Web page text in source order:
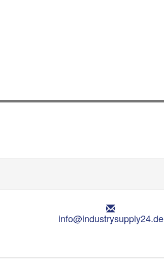
E
m
a
:
info@industrysupply24.de